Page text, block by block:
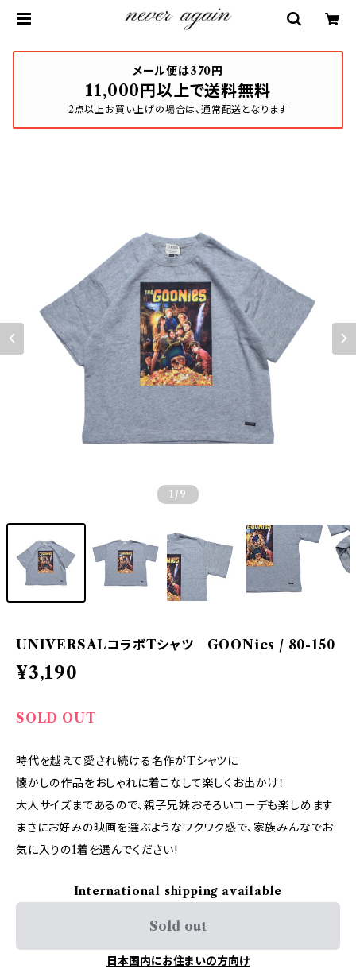
メール便は370円
11,000円以上で送料無料
2点以上お買い上げの場合は、通常配送となります
1 /9
UNIVERSALコラボTシャツ GOONies / 80-150
¥3,190
SOLD OUT
時代を越えて愛され続ける名作がTシャツに
懐かしの作品をおしゃれに着こなして楽しくお出かけ！
大人サイズまであるので、親子兄妹おそろいコーデも楽しめます
まさにお好みの映画を選ぶようなワクワク感で、家族みんなでお
気に入りの1着を選んでください!
International shipping available
Sold out
日本国内にお住まいの方向け